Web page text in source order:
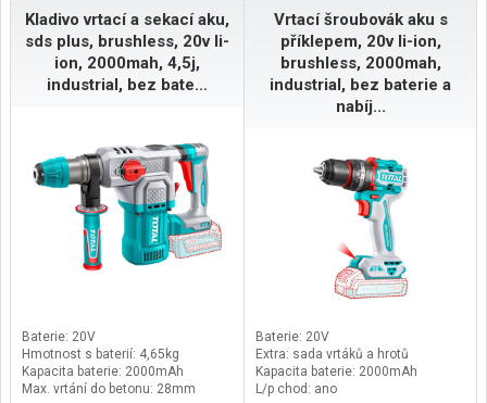
trávník jako organické hnojivo. S
robotickou sekačkou Robolinho®
500 Vision proto nemusíte
posekanou trávu likvidovat.LED
světla se používají za špatných
sekačka zvládne průjezdy od 100
cm a je odolná proti stříkající vodě
dle IPX4. Kupte si Robolinho® 500
VisionRobotickou sekačku
Robolinho® 500 Vision si
jednoduše kupte v našem online
obchodě nebo najděte prodejce ve
vašem okolí. Tato robotická
1000 m²? Pak doporučujeme AL-KO
Robolinho® 1000 Vision (číslo
položky 114163).
Kladivo vrtací a sekací aku,
sds plus, brushless, 20v li-
ion, 2000mah, 4,5j,
industrial, bez bate...
Baterie: 20V
Hmotnost s baterií: 4,65kg
Kapacita baterie: 2000mAh
Max. vrtání do betonu: 28mm
Vrtací šroubovák aku s
příklepem, 20v li-ion,
brushless, 2000mah,
industrial, bez baterie a
nabíj...
Baterie: 20V
Extra: sada vrtáků a hrotů
Kapacita baterie: 2000mAh
L/p chod: ano